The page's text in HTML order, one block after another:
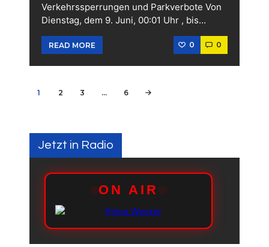
Verkehrssperrungen und Parkverbote Von
Dienstag, dem 9. Juni, 00:01 Uhr , bis…
READ MORE 0 0
Seitennummerierung
PAGE
1 PAGE
2 PAGE
3 … PAGE
6
Jetzt in Radio